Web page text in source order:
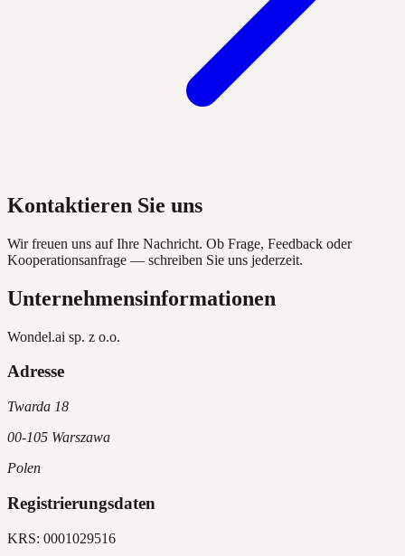
Kontaktieren Sie uns
Wir freuen uns auf Ihre Nachricht. Ob Frage, Feedback oder
Kooperationsanfrage — schreiben Sie uns jederzeit.
Unternehmensinformationen
Wondel.ai sp. z o.o.
Adresse
Twarda 18
00-105 Warszawa
Polen
Registrierungsdaten
KRS: 0001029516